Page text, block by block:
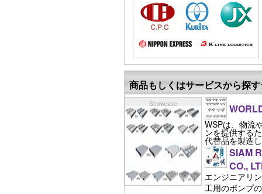
商品もしくはサービスから探
Showcase
WSPは、物流
ンを提供する
代替品を製造
SIAM
CO.,
エンジニアリ
工用のポンプ